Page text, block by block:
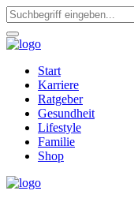
Start
Karriere
Ratgeber
Gesundheit
Lifestyle
Familie
Shop